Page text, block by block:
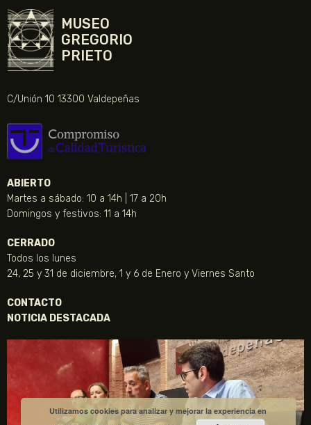
MUSEO
GREGORIO
PRIETO
C/Unión 10 13300 Valdepeñas
ABIERTO
Martes a sábado: 10 a 14h | 17 a 20h
Domingos y festivos: 11 a 14h
CERRADO
Todos los lunes
24, 25 y 31 de diciembre, 1 y 6 de Enero y Viernes Santo
CONTACTO
NOTICIA DESTACADA
Utilizamos cookies para analizar y mejorar la experiencia en